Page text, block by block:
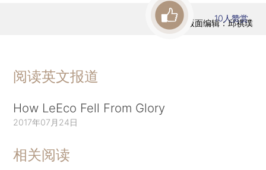
版面编辑：邱祺璞
10人赞赏
阅读英文报道
How LeEco Fell From Glory
2017年07月24日
相关阅读